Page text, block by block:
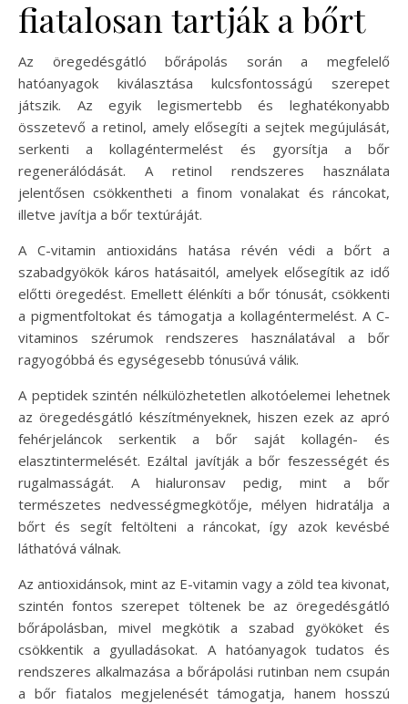
fiatalosan tartják a bőrt
Az öregedésgátló bőrápolás során a megfelelő
hatóanyagok kiválasztása kulcsfontosságú szerepet
játszik. Az egyik legismertebb és leghatékonyabb
összetevő a retinol, amely elősegíti a sejtek megújulását,
serkenti a kollagéntermelést és gyorsítja a bőr
regenerálódását. A retinol rendszeres használata
jelentősen csökkentheti a finom vonalakat és ráncokat,
illetve javítja a bőr textúráját.
A C-vitamin antioxidáns hatása révén védi a bőrt a
szabadgyökök káros hatásaitól, amelyek elősegítik az idő
előtti öregedést. Emellett élénkíti a bőr tónusát, csökkenti
a pigmentfoltokat és támogatja a kollagéntermelést. A C-
vitaminos szérumok rendszeres használatával a bőr
ragyogóbbá és egységesebb tónusúvá válik.
A peptidek szintén nélkülözhetetlen alkotóelemei lehetnek
az öregedésgátló készítményeknek, hiszen ezek az apró
fehérjeláncok serkentik a bőr saját kollagén- és
elasztintermelését. Ezáltal javítják a bőr feszességét és
rugalmasságát. A hialuronsav pedig, mint a bőr
természetes nedvességmegkötője, mélyen hidratálja a
bőrt és segít feltölteni a ráncokat, így azok kevésbé
láthatóvá válnak.
Az antioxidánsok, mint az E-vitamin vagy a zöld tea kivonat,
szintén fontos szerepet töltenek be az öregedésgátló
bőrápolásban, mivel megkötik a szabad gyököket és
csökkentik a gyulladásokat. A hatóanyagok tudatos és
rendszeres alkalmazása a bőrápolási rutinban nem csupán
a bőr fiatalos megjelenését támogatja, hanem hosszú